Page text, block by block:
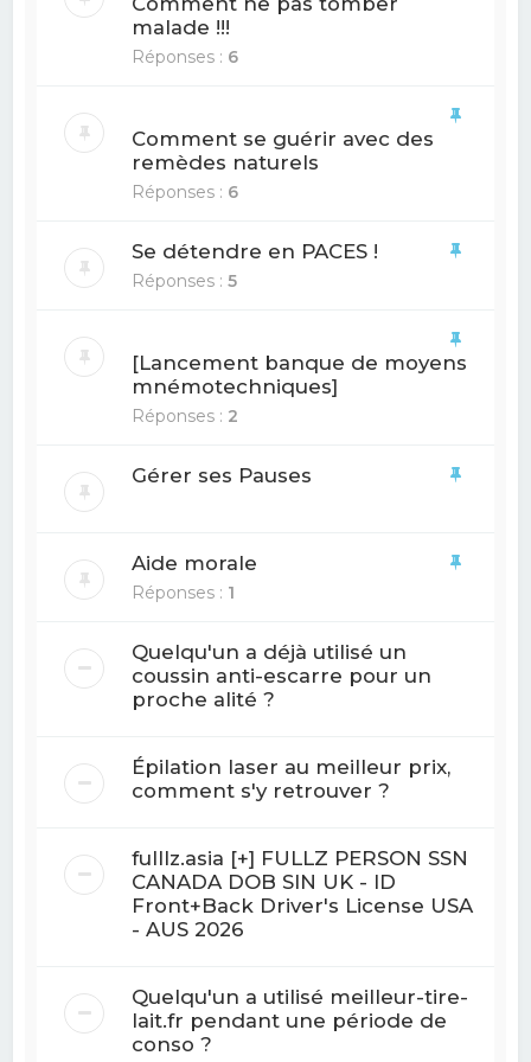
malade !!!
Réponses : 6
Comment se guérir avec des
remèdes naturels
Réponses : 6
Se détendre en PACES !
Réponses :5
[Lancement banque de moyens
mnémotechniques]
Réponses : 2
Gérer ses Pauses
Aide morale
Réponses : 1
Quelqu'un a déjà utilisé un
coussin anti-escarre pour un
proche alité ?
Épilation laser au meilleur prix,
comment s'y retrouver ?
fulllz.asia [+] FULLZ PERSON SSN
CANADA DOB SIN UK - ID
Front+Back Driver's License USA
- AUS 2026
Quelqu'un a utilisé meilleur-tire-
lait.fr pendant une période de
conso ?